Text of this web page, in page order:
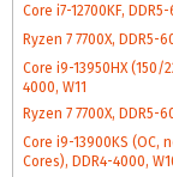
Core i7-12700KF,
Ryzen 7 7700X, DDR5-
Core i9-13950HX (150/
4000, W11
Ryzen 7 7700X, DDR5-
Core i9-13900KS (OC,
Cores), DDR4-4000,